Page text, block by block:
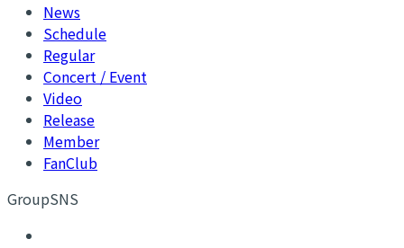
News
Schedule
Regular
Concert / Event
Video
Release
Member
FanClub
GroupSNS